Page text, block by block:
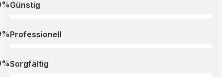
Günstig
Professionell
Sorgfältig